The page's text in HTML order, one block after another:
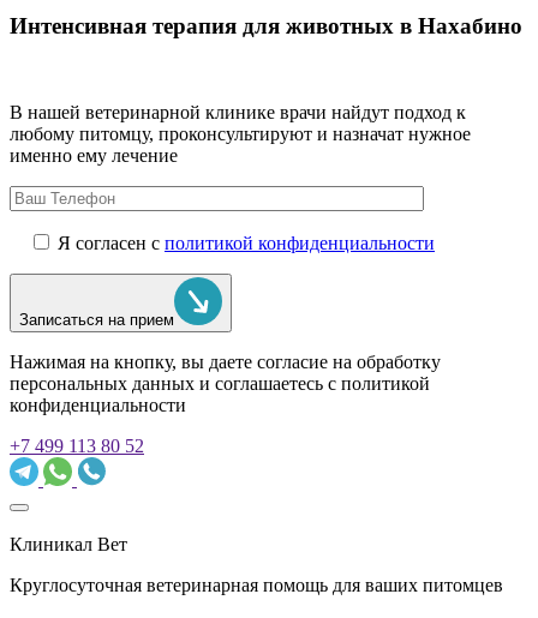
Интенсивная терапия для животных в Нахабино
В нашей ветеринарной клинике врачи найдут подход к
любому питомцу, проконсультируют и назначат нужное
именно ему лечение
Я согласен с политикой конфиденциальности
Записаться на прием
Нажимая на кнопку, вы даете согласие на обработку
персональных данных и соглашаетесь c политикой
конфиденциальности
+7 499 113 80 52
Клиникал Вет
Круглосуточная ветеринарная помощь для ваших питомцев